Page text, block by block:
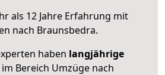
als 12 Jahre Erfahrung mit
nach Braunsbedra.
haben langjährige
im Bereich Umzüge nach